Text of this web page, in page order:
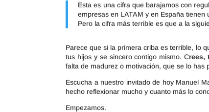
Esta es una cifra que barajamos con
empresas en LATAM y en España
Pero la cifra más terrible es que a la
Parece que si la primera criba es terrible, lo
tus hijos y se sincero contigo mismo. Crees,
falta de madurez o motivación, que se lo has
Escucha a nuestro invitado de hoy Manuel
hecho reflexionar mucho y cuanto más lo
Empezamos.